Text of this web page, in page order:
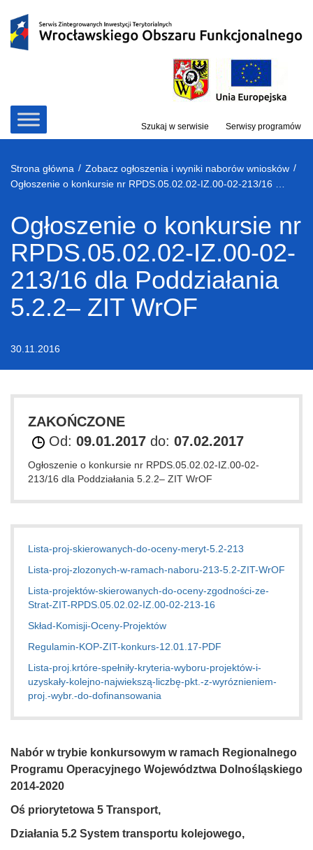
treści
Szukaj w serwisie Serwisy programów
Strona główna / Zobacz ogłoszenia i wyniki naborów wniosków /
Ogłoszenie o konkursie nr
RPDS.05.02.02-IZ.00-02-
213/16 dla Poddziałania
5.2.2– ZIT WrOF
30.11.2016
ZAKOŃCZONE
Od: 09.01.2017 do: 07.02.2017
Ogłoszenie o konkursie nr RPDS.05.02.02-IZ.00-02-
213/16 dla Poddziałania 5.2.2– ZIT WrOF
Lista-proj-skierowanych-do-oceny-meryt-5.2-213
Lista-proj-zlozonych-w-ramach-naboru-213-5.2-ZIT-WrOF
Lista-projektów-skierowanych-do-oceny-zgodności-ze-
Strat-ZIT-RPDS.05.02.02-IZ.00-02-213-16
Skład-Komisji-Oceny-Projektów
Regulamin-KOP-ZIT-konkurs-12.01.17-PDF
Lista-proj.krtóre-spełniły-kryteria-wyboru-projektów-i-
uzyskały-kolejno-najwiekszą-liczbę-pkt.-z-wyróznieniem-
proj.-wybr.-do-dofinansowania
Nabór w trybie konkursowym w ramach Regionalnego
Programu Operacyjnego Województwa Dolnośląskiego
2014-2020
Oś priorytetowa 5 Transport,
Działania 5.2 System transportu kolejowego,